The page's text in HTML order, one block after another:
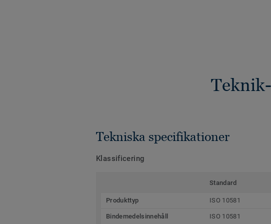
Tekniska specifikationer
Klassificering
Standard
Produkttyp ISO 10581
Bindemedelsinnehåll ISO 10581